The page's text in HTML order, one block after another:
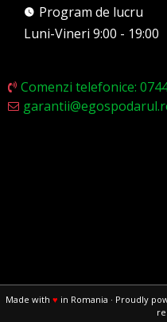
Program de lucru
Luni-Vineri 9:00 - 19:00
Comenzi telefonice:
Made with ♥ in Romania · Proudly